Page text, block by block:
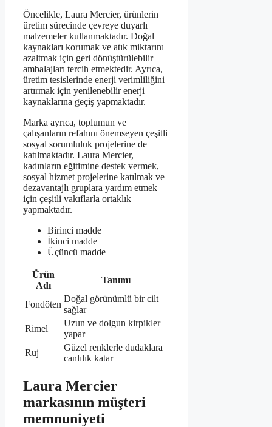
Öncelikle, Laura Mercier, ürünlerin
üretim sürecinde çevreye duyarlı
malzemeler kullanmaktadır. Doğal
kaynakları korumak ve atık miktarını
azaltmak için geri dönüştürülebilir
ambalajları tercih etmektedir. Ayrıca,
üretim tesislerinde enerji verimliliğini
artırmak için yenilenebilir enerji
kaynaklarına geçiş yapmaktadır.
Marka ayrıca, toplumun ve
çalışanların refahını önemseyen çeşitli
sosyal sorumluluk projelerine de
katılmaktadır. Laura Mercier,
kadınların eğitimine destek vermek,
sosyal hizmet projelerine katılmak ve
dezavantajlı gruplara yardım etmek
için çeşitli vakıflarla ortaklık
yapmaktadır.
Birinci madde
İkinci madde
Üçüncü madde
Ürün
Adı
Tanımı
Fondöten
Doğal görünümlü bir cilt
sağlar
Rimel
Uzun ve dolgun kirpikler
yapar
Ruj
Güzel renklerle dudaklara
canlılık katar
Laura Mercier
markasının müşteri
memnuniyeti